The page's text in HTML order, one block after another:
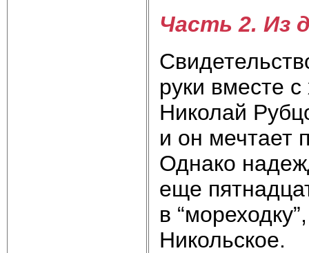
Часть 2. Из
руки вместе
Николай
и он мечтает
Однако
еще
в
Никольское.